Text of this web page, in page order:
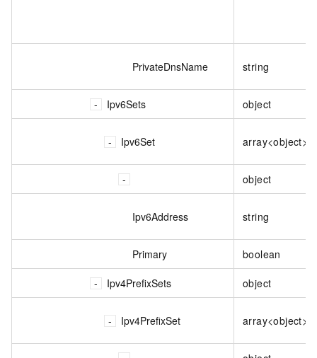
PrivateDnsName string
Ipv6Sets object
Ipv6Set array<object>
object
Ipv6Address string
Primary boolean
Ipv4PrefixSets object
Ipv4PrefixSet array<object>